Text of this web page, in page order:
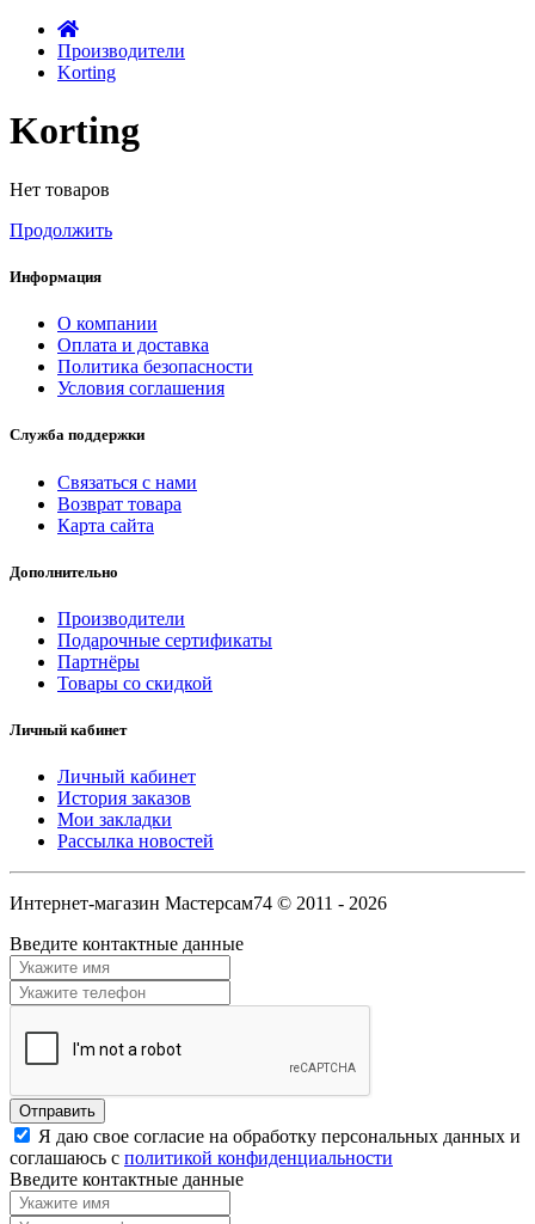
Производители
Korting
Korting
Нет товаров
Продолжить
Информация
О компании
Оплата и доставка
Политика безопасности
Условия соглашения
Служба поддержки
Связаться с нами
Возврат товара
Карта сайта
Дополнительно
Производители
Подарочные сертификаты
Партнёры
Товары со скидкой
Личный кабинет
Личный кабинет
История заказов
Мои закладки
Рассылка новостей
Интернет-магазин Мастерсам74 © 2011 - 2026
Введите контактные данные
Я даю свое согласие на обработку персональных данных и
соглашаюсь с политикой конфиденциальности
Введите контактные данные